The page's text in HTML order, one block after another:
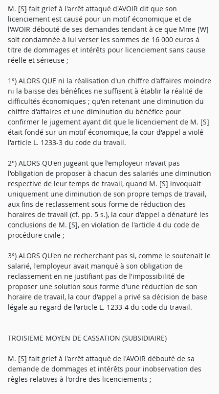
M. [S] fait grief à l'arrêt attaqué d'AVOIR dit que son
licenciement est causé pour un motif économique et de
l'AVOIR débouté de ses demandes tendant à ce que Mme [W]
soit condamnée à lui verser les sommes de 16 000 euros à
titre de dommages et intérêts pour licenciement sans cause
réelle et sérieuse ;
1°) ALORS QUE ni la réalisation d'un chiffre d'affaires moindre
ni la baisse des bénéfices ne suffisent à établir la réalité de
difficultés économiques ; qu'en retenant une diminution du
chiffre d'affaires et une diminution du bénéfice pour
confirmer le jugement ayant dit que le licenciement de M. [S]
était fondé sur un motif économique, la cour d'appel a violé
l'article L. 1233-3 du code du travail.
2°) ALORS QU'en jugeant que l'employeur n'avait pas
l'obligation de proposer à chacun des salariés une diminution
respective de leur temps de travail, quand M. [S] invoquait
uniquement une diminution de son propre temps de travail,
aux fins de reclassement sous forme de réduction des
horaires de travail (cf. pp. 5 s.), la cour d'appel a dénaturé les
conclusions de M. [S], en violation de l'article 4 du code de
procédure civile ;
3°) ALORS QU'en ne recherchant pas si, comme le soutenait le
salarié, l'employeur avait manqué à son obligation de
reclassement en ne justifiant pas de l'impossibilité de
proposer une solution sous forme d'une réduction de son
horaire de travail, la cour d'appel a privé sa décision de base
légale au regard de l'article L. 1233-4 du code du travail.
TROISIEME MOYEN DE CASSATION (SUBSIDIAIRE)
M. [S] fait grief à l'arrêt attaqué de l'AVOIR débouté de sa
demande de dommages et intérêts pour inobservation des
règles relatives à l'ordre des licenciements ;